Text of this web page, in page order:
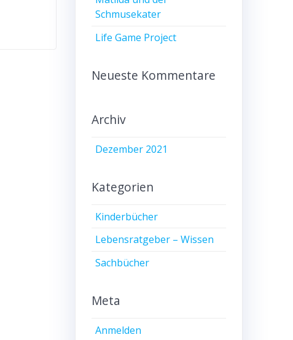
Schmusekater
Life Game Project
Neueste Kommentare
Archiv
Dezember 2021
Kategorien
Kinderbücher
Lebensratgeber – Wissen
Sachbücher
Meta
Anmelden